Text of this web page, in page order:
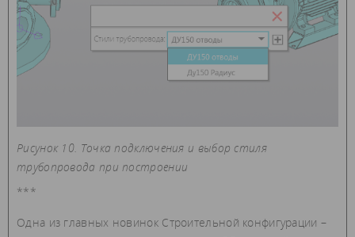
Рисунок 10. Точка подключения и выбор стиля
трубопровода при построении
***
Одна из главных новинок Строительной конфигурации –